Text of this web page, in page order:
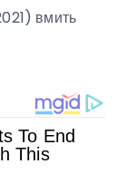
вмить